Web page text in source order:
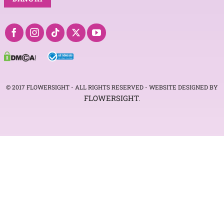
© 2017 FLOWERSIGHT - ALL RIGHTS RESERVED - WEBSITE DESIGNED BY
FLOWERSIGHT.